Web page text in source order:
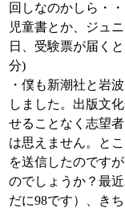
回しなのかしら・
児童書とか、ジュ
日、受験票が届く
分)
・僕も新潮社と岩
しました。出版文
せることなく志望
は思えません。と
を送信したのです
のでしょうか？最
だに98です）、き